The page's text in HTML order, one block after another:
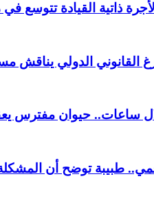
ذاتية القيادة تتوسع في
القانوني الدولي يناقش
حيوان مفترس يعقر 9 أشخاص في قرية
طبيبة توضح أن